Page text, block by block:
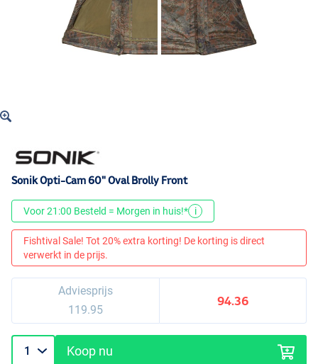
Sonik Opti-Cam 60" Oval Brolly Front
Voor 21:00 Besteld = Morgen in huis!* i
Fishtival Sale! Tot 20% extra korting! De korting is direct
verwerkt in de prijs.
Adviesprijs
119.95
94.36
Koop nu